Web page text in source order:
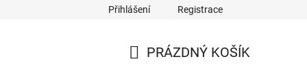
Přihlášení Registrace
PRÁZDNÝ KOŠÍK